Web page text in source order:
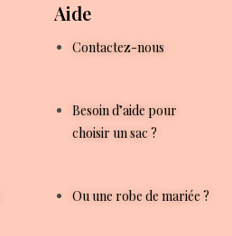
Aide
Contactez-nous
Besoin d’aide pour
choisir un sac ?
Ou une robe de mariée ?